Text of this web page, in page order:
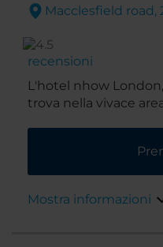
Macclesfield road,
recensioni
L'hotel nhow
trova nella vivace
Roundabout”,
Old Street, la
affari, oltre a comodi
Mostra informazioni